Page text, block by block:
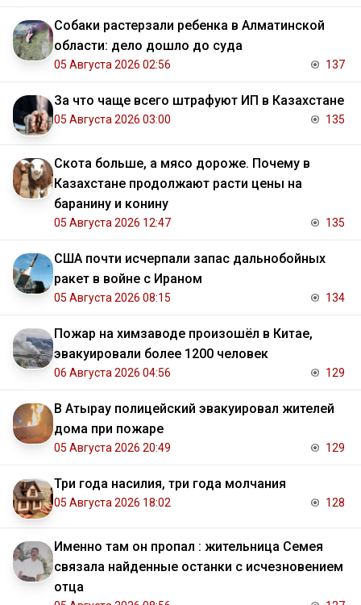
Собаки растерзали ребенка в Алматинской
области: дело дошло до суда
05 Августа 2026 02:56 137
За что чаще всего штрафуют ИП в Казахстане
05 Августа 2026 03:00 135
Скота больше, а мясо дороже. Почему в
Казахстане продолжают расти цены на
баранину и конину
05 Августа 2026 12:47 135
США почти исчерпали запас дальнобойных
ракет в войне с Ираном
05 Августа 2026 08:15 134
Пожар на химзаводе произошёл в Китае,
эвакуировали более 1200 человек
06 Августа 2026 04:56 129
В Атырау полицейский эвакуировал жителей
дома при пожаре
05 Августа 2026 20:49 129
Три года насилия, три года молчания
05 Августа 2026 18:02 128
Именно там он пропал : жительница Семея
связала найденные останки с исчезновением
отца